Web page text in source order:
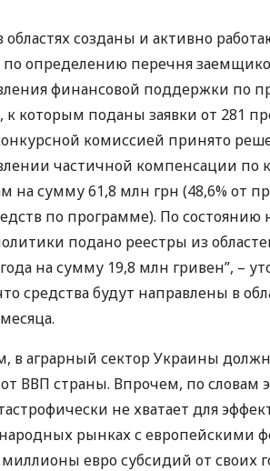
областях созданы и активно
определению перечня
финансовой поддержки по
к которым поданы заявки от 281
комиссией принято
частичной компенсации по
на сумму 61,8 млн грн (48,6% от
по программе). По состоянию
подано реестры из
на сумму 19,8 млн гривен”, –
средства будут направлены в
в аграрный сектор Украины
ВВП страны. Впрочем, по словам
не хватает для
рынках с европейскими
евро субсидий от своих